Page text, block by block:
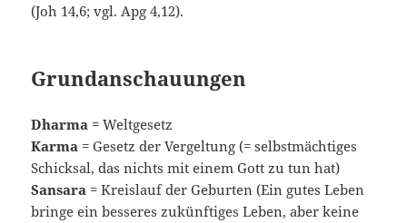
(Joh 14,6; vgl. Apg 4,12).
Grundanschauungen
Dharma = Weltgesetz
Karma = Gesetz der Vergeltung (= selbstmächtiges
Schicksal, das nichts mit einem Gott zu tun hat)
Sansara = Kreislauf der Geburten (Ein gutes Leben
bringe ein besseres zukünftiges Leben, aber keine